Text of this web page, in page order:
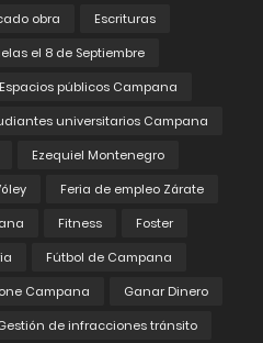
obra
Escrituras
el 8 de Septiembre
Espacios públicos Campana
universitarios Campana
Ezequiel Montenegro
Feria de empleo Zárate
Fitness
Foster
Fútbol de Campana
Campana
Ganar Dinero
de infracciones tránsito